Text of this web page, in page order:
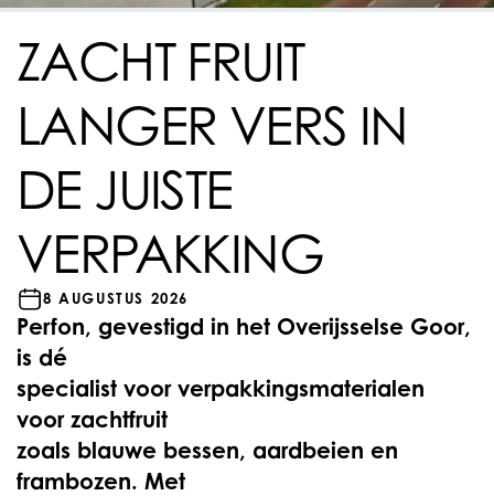
ZACHT FRUIT
LANGER VERS IN
DE JUISTE
VERPAKKING
8 AUGUSTUS 2026
Perfon, gevestigd in het Overijsselse Goor,
is dé
specialist voor verpakkingsmaterialen
voor zachtfruit
zoals blauwe bessen, aardbeien en
frambozen. Met